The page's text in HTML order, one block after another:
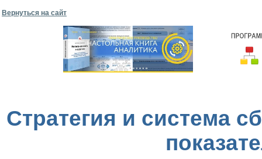
Вернуться на сайт
Стратегия и система